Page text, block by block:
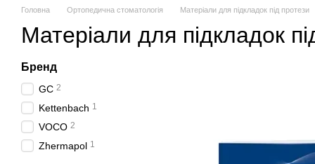
Головна Ортопедична стоматологія Матеріали для підкладок під протези
Матеріали для підкладок
Бренд
GС 2
Kettenbach 1
VOCO 2
Zhermapol 1